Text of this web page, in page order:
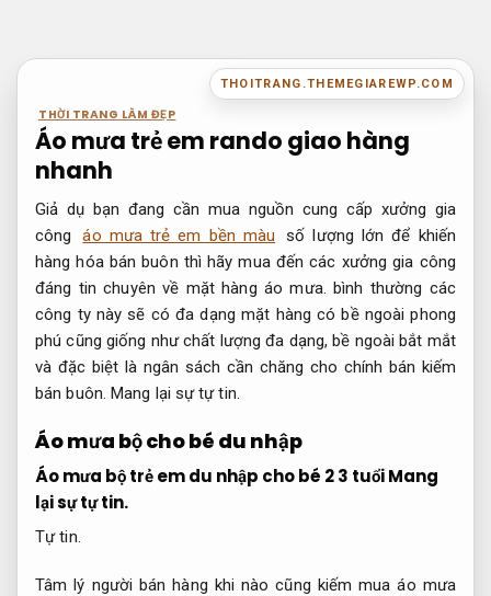
nội
THOITRANG.THEMEGIAREWP.COM
THỜI TRANG LÀM ĐẸP
Áo mưa trẻ em rando giao hàng
nhanh
Giả dụ bạn đang cần mua nguồn cung cấp xưởng gia
công
áo mưa trẻ em bền màu
số lượng lớn để khiến
hàng hóa bán buôn thì hãy mua đến các xưởng gia công
đáng tin chuyên về mặt hàng áo mưa. bình thường các
công ty này sẽ có đa dạng mặt hàng có bề ngoài phong
phú cũng giống như chất lượng đa dạng, bề ngoài bắt mắt
và đặc biệt là ngân sách cần chăng cho chính bán kiếm
bán buôn. Mang lại sự tự tin.
Áo mưa bộ cho bé du nhập
Áo mưa bộ trẻ em du nhập cho bé 2 3 tuổiMang
lại sự tự tin.
Tự tin.
Tâm lý người bán hàng khi nào cũng kiếm mua áo mưa